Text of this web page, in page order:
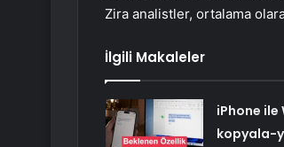
Zira analistler, ortalama
İlgili Makaleler
iPhone ile
kopyala-